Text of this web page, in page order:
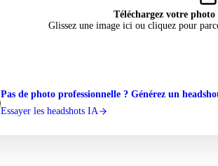
Téléchargez votre
Glissez une image ici ou cliquez pour
Pas de photo professionnelle ? Générez un
Essayer les headshots IA